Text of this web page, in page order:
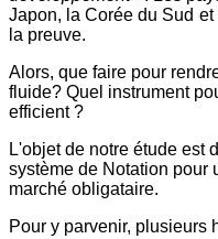
Japon, la Corée du Sud
la preuve.
Alors, que faire pour
fluide? Quel instrument
efficient ?
L'objet de notre étude est
système de Notation pour
marché obligataire.
Pour y parvenir, plusieurs